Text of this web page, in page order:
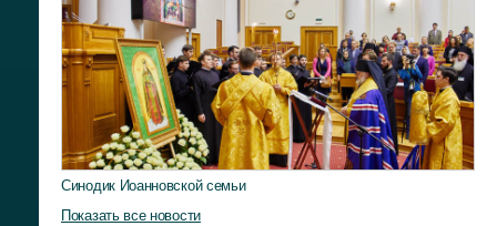
Синодик Иоанновской семьи
Показать все новости